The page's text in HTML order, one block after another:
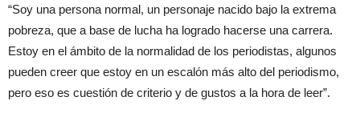
“Soy una persona normal, un personaje nacido bajo la extrema
pobreza, que a base de lucha ha logrado hacerse una carrera.
Estoy en el ámbito de la normalidad de los periodistas, algunos
pueden creer que estoy en un escalón más alto del periodismo,
pero eso es cuestión de criterio y de gustos a la hora de leer”.